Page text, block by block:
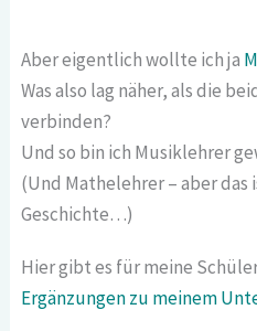
Aber eigentlich wollte ich ja
Was also lag näher, als die
verbinden?
Und so bin ich Musiklehrer
(Und Mathelehrer – aber das
Geschichte…)
Hier gibt es für meine
Ergänzungen zu meinem